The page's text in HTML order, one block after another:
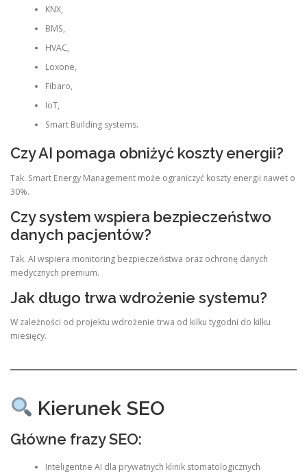
KNX,
BMS,
HVAC,
Loxone,
Fibaro,
IoT,
Smart Building systems.
Czy AI pomaga obniżyć koszty energii?
Tak. Smart Energy Management może ograniczyć koszty energii nawet o
30%.
Czy system wspiera bezpieczeństwo
danych pacjentów?
Tak. AI wspiera monitoring bezpieczeństwa oraz ochronę danych
medycznych premium.
Jak długo trwa wdrożenie systemu?
W zależności od projektu wdrożenie trwa od kilku tygodni do kilku
miesięcy.
Kierunek SEO
Główne frazy SEO:
Inteligentne AI dla prywatnych klinik stomatologicznych